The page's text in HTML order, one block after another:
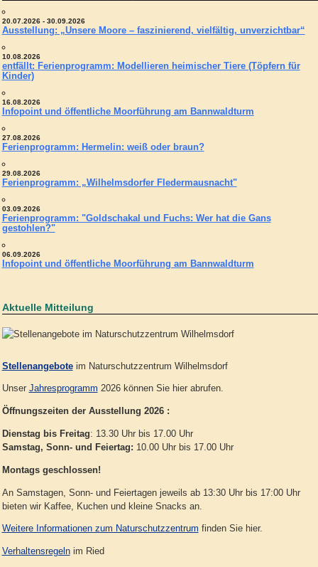
20.07.2026 - 30.09.2026
Ausstellung: „Unsere Moore – faszinierend, vielfältig, unverzichtbar“
10.08.2026
entfällt: Ferienprogramm: Modellieren heimischer Tiere (Töpfern für
Kinder)
16.08.2026
Infopoint und öffentliche Moorführung am Bannwaldturm
27.08.2026
Ferienprogramm: Hermelin: weiß oder braun?
29.08.2026
Ferienprogramm: „Wilhelmsdorfer Fledermausnacht"
03.09.2026
Ferienprogramm: "Goldschakal und Fuchs: Wer hat die Gans
gestohlen?"
06.09.2026
Infopoint und öffentliche Moorführung am Bannwaldturm
Aktuelle Mitteilung
Stellenangeboteim Naturschutzzentrum Wilhelmsdorf
Unser Jahresprogramm 2026 können Sie hier abrufen.
Öffnungszeiten der Ausstellung 2026 :
Dienstag bis Freitag: 13.30 Uhr bis 17.00 Uhr
Samstag, Sonn- und Feiertag: 10.00 Uhr bis 17.00 Uhr
Montags geschlossen!
An Samstagen, Sonn- und Feiertagen jeweils ab 13:30 Uhr bis 17:00 Uhr
bieten wir Kaffee, Kuchen und kleine Snacks an.
Weitere Informationen zum Naturschutzzentrum finden Sie hier.
Verhaltensregelnim Ried